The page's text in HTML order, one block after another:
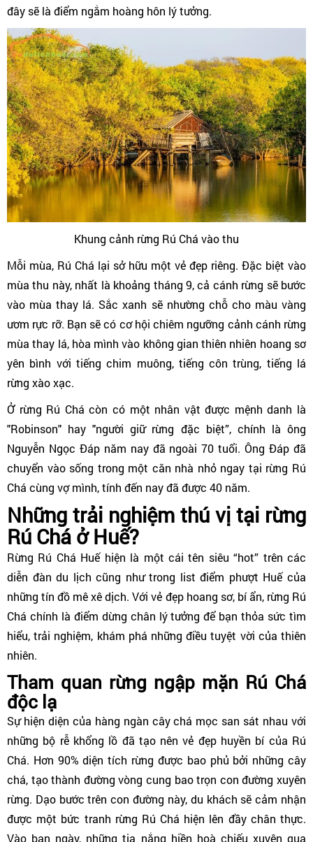
đây sẽ là điểm ngắm hoàng hôn lý tưởng.
Khung cảnh rừng Rú Chá vào thu
Mỗi mùa, Rú Chá lại sở hữu một vẻ đẹp riêng. Đặc biệt vào
mùa thu này, nhất là khoảng tháng 9, cả cánh rừng sẽ bước
vào mùa thay lá. Sắc xanh sẽ nhường chỗ cho màu vàng
ươm rực rỡ. Bạn sẽ có cơ hội chiêm ngưỡng cảnh cánh rừng
mùa thay lá, hòa mình vào không gian thiên nhiên hoang sơ
yên bình với tiếng chim muông, tiếng côn trùng, tiếng lá
rừng xào xạc.
Ở rừng Rú Chá còn có một nhân vật được mệnh danh là
"Robinson" hay "người giữ rừng đặc biệt”, chính là ông
Nguyễn Ngọc Đáp năm nay đã ngoài 70 tuổi. Ông Đáp đã
chuyển vào sống trong một căn nhà nhỏ ngay tại rừng Rú
Chá cùng vợ mình, tính đến nay đã được 40 năm.
Những trải nghiệm thú vị tại rừng
Rú Chá ở Huế?
Rừng Rú Chá Huế hiện là một cái tên siêu “hot” trên các
diễn đàn du lịch cũng như trong list điểm phượt Huế của
những tín đồ mê xê dịch. Với vẻ đẹp hoang sơ, bí ẩn, rừng Rú
Chá chính là điểm dừng chân lý tưởng để bạn thỏa sức tìm
hiểu, trải nghiệm, khám phá những điều tuyệt vời của thiên
nhiên.
Tham quan rừng ngập mặn Rú Chá
độc lạ
Sự hiện diện của hàng ngàn cây chá mọc san sát nhau với
những bộ rễ khổng lồ đã tạo nên vẻ đẹp huyền bí của Rú
Chá. Hơn 90% diện tích rừng được bao phủ bởi những cây
chá, tạo thành đường vòng cung bao trọn con đường xuyên
rừng. Dạo bước trên con đường này, du khách sẽ cảm nhận
được một bức tranh rừng Rú Chá hiện lên đầy chân thực.
Vào ban ngày, những tia nắng hiền hoà chiếu xuyên qua